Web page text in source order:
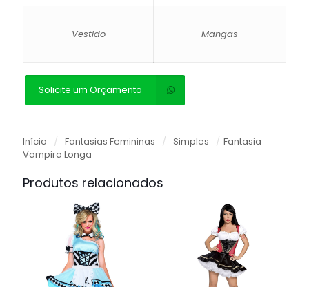
Vestido Mangas
Solicite um Orçamento
Início / Fantasias Femininas / Simples / Fantasia
Vampira Longa
Produtos relacionados